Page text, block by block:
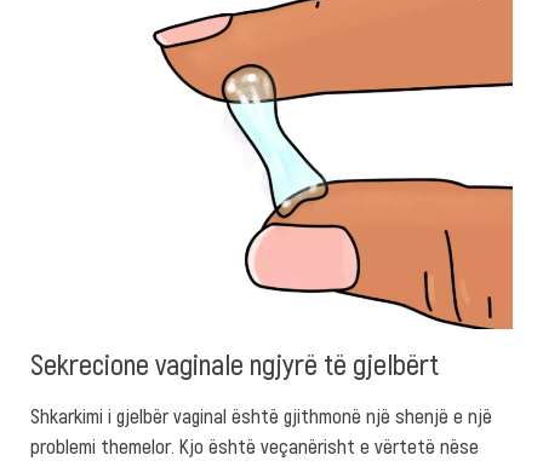
Sekrecione vaginale ngjyrë të gjelbërt
Shkarkimi i gjelbër vaginal është gjithmonë një shenjë e një
problemi themelor. Kjo është veçanërisht e vërtetë nëse